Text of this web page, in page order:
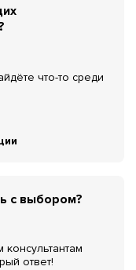
что-то среди
с выбором?
ответ!